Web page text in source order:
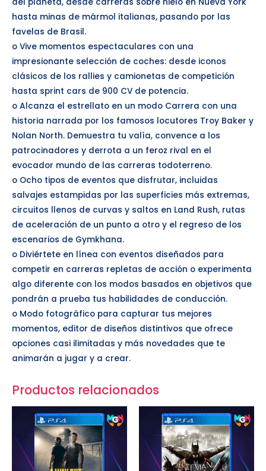
hasta minas de mármol italianas, pasando por las
favelas de Brasil.
o Vive momentos espectaculares con una
impresionante selección de coches: desde iconos
clásicos de los rallies y camionetas de competición
hasta sprint cars de 900 CV de potencia.
o Alcanza el estrellato en un modo Carrera con una
historia narrada por los famosos locutores Troy Baker y
Nolan North. Demuestra tu valía, convence a los
patrocinadores y derrota a un feroz rival en el
evocador mundo de las carreras todoterreno.
o Ocho tipos de eventos que disfrutar, incluidas
salvajes estampidas por las superficies más extremas,
circuitos llenos de curvas y saltos en Land Rush, rutas
de aceleración de un punto a otro y el regreso de los
escenarios de Gymkhana.
o Diviértete en línea con eventos diseñados para
competir en carreras repletas de acción o experimenta
algo diferente con los modos basados en objetivos que
pondrán a prueba tus habilidades de conducción.
o Modo fotográfico para capturar tus mejores
momentos, editor de diseños distintivos que ofrece
opciones casi ilimitadas y más novedades que te
animarán a jugar y a crear.
Productos relacionados